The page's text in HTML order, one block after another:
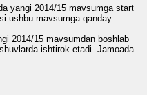
yangi 2014/15 mavsumga start
ushbu mavsumga qanday
2014/15 mavsumdan boshlab
ishtirok etadi. Jamoada